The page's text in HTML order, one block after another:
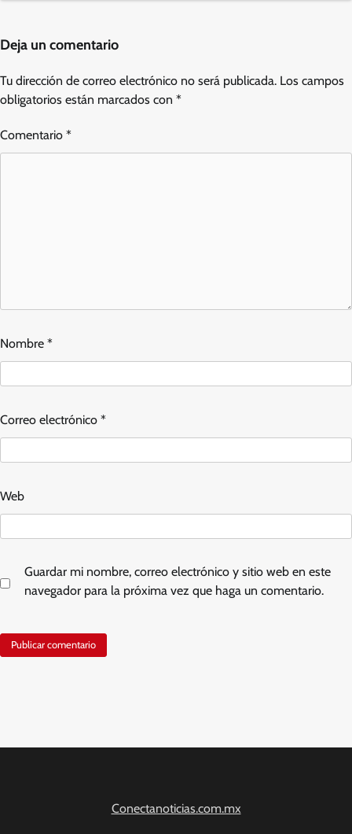
Deja un comentario
Tu dirección de correo electrónico no será publicada. Los campos
obligatorios están marcados con *
Comentario *
Nombre *
Correo electrónico *
Web
Guardar mi nombre, correo electrónico y sitio web en este
navegador para la próxima vez que haga un comentario.
Conectanoticias.com.mx